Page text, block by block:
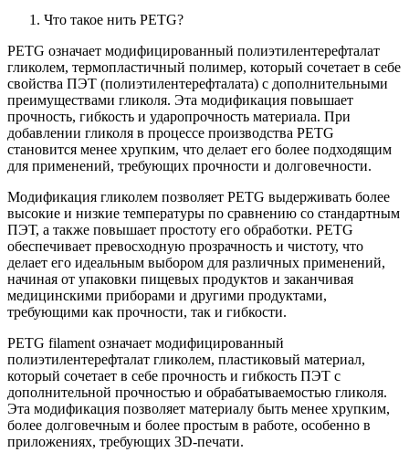
Что такое нить PETG?
PETG означает модифицированный полиэтилентерефталат
гликолем, термопластичный полимер, который сочетает в себе
свойства ПЭТ (полиэтилентерефталата) с дополнительными
преимуществами гликоля. Эта модификация повышает
прочность, гибкость и ударопрочность материала. При
добавлении гликоля в процессе производства PETG
становится менее хрупким, что делает его более подходящим
для применений, требующих прочности и долговечности.
Модификация гликолем позволяет PETG выдерживать более
высокие и низкие температуры по сравнению со стандартным
ПЭТ, а также повышает простоту его обработки. PETG
обеспечивает превосходную прозрачность и чистоту, что
делает его идеальным выбором для различных применений,
начиная от упаковки пищевых продуктов и заканчивая
медицинскими приборами и другими продуктами,
требующими как прочности, так и гибкости.
PETG filament означает модифицированный
полиэтилентерефталат гликолем, пластиковый материал,
который сочетает в себе прочность и гибкость ПЭТ с
дополнительной прочностью и обрабатываемостью гликоля.
Эта модификация позволяет материалу быть менее хрупким,
более долговечным и более простым в работе, особенно в
приложениях, требующих 3D-печати.